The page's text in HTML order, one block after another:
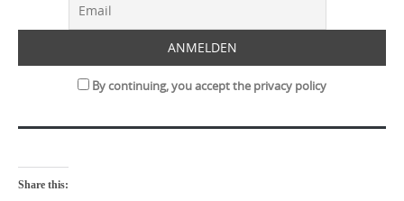
By continuing, you accept the privacy policy
Share this: